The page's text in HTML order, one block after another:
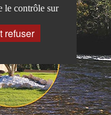
le contrôle sur
refuser